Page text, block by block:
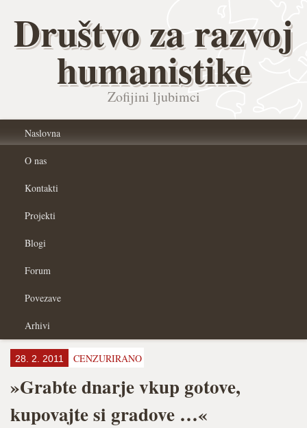
Društvo za razvoj
humanistike
Zofijini ljubimci
Naslovna
O nas
Kontakti
Projekti
Blogi
Forum
Povezave
Arhivi
28. 2. 2011 CENZURIRANO
»Grabte dnarje vkup gotove,
kupovajte si gradove …«